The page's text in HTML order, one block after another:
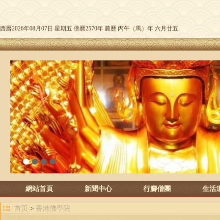
西曆2026年08月07日 星期五 佛曆2570年 農歷 丙午（馬）年 六月廿五
1 2 3 4
網站首頁 新聞中心 行腳僧團 生活
首页 > 香港佛學院